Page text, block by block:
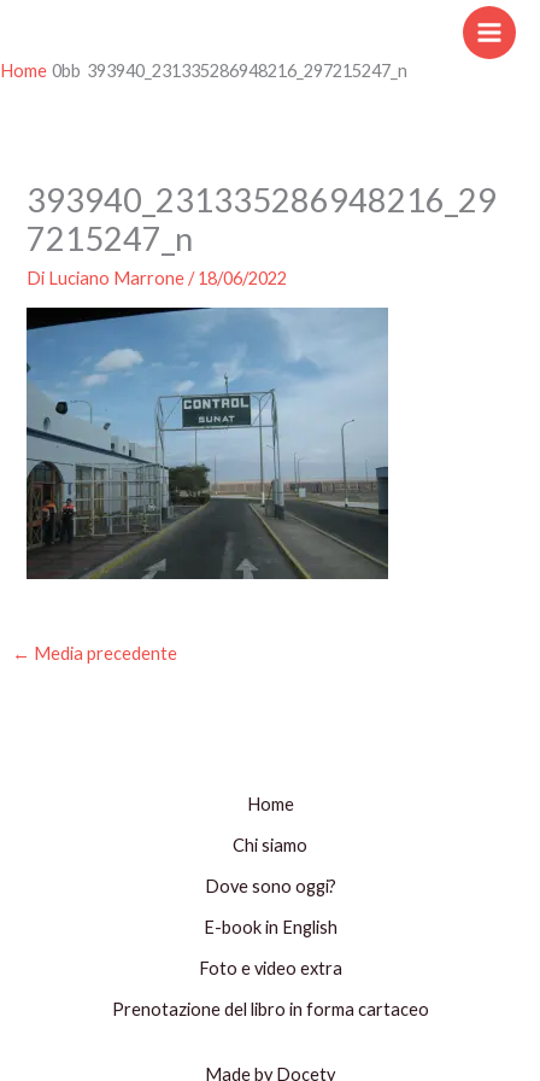
contenuto
Home 393940_231335286948216_297215247_n
393940_231335286948216_29
7215247_n
Di Luciano Marrone/18/06/2022
← Media precedente
Home
Chi siamo
Dove sono oggi?
E-book in English
Foto e video extra
Prenotazione del libro in forma cartaceo
Made by Docety